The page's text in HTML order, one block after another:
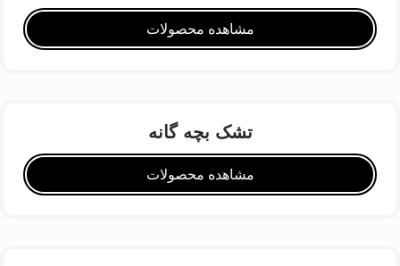
مشاهده محصولات
تشک بچه گانه
مشاهده محصولات